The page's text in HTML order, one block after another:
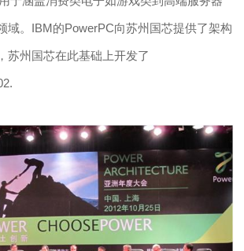
域。IBM的PowerPC向苏州国芯提供了架构
苏州国芯在此基础上开发了